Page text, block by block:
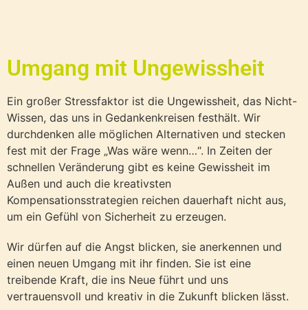
Umgang mit Ungewissheit
Ein großer Stressfaktor ist die Ungewissheit, das Nicht-
Wissen, das uns in Gedankenkreisen festhält. Wir
durchdenken alle möglichen Alternativen und stecken
fest mit der Frage „Was wäre wenn…“. In Zeiten der
schnellen Veränderung gibt es keine Gewissheit im
Außen und auch die kreativsten
Kompensationsstrategien reichen dauerhaft nicht aus,
um ein Gefühl von Sicherheit zu erzeugen.
Wir dürfen auf die Angst blicken, sie anerkennen und
einen neuen Umgang mit ihr finden. Sie ist eine
treibende Kraft, die ins Neue führt und uns
vertrauensvoll und kreativ in die Zukunft blicken lässt.